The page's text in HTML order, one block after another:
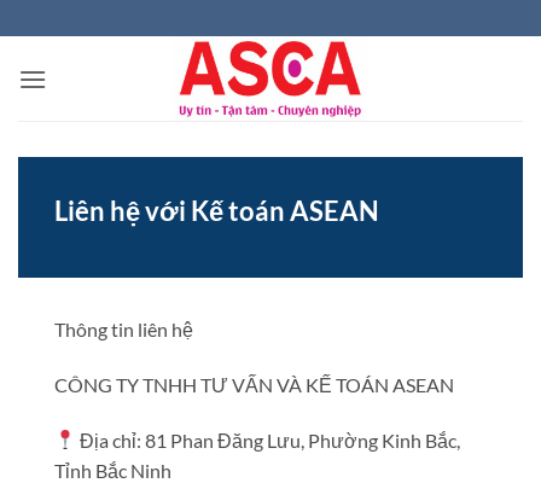
qua
nội
Liên hệ với Kế toán ASEAN
Thông tin liên hệ
CÔNG TY TNHH TƯ VẤN VÀ KẾ TOÁN ASEAN
Địa chỉ: 81 Phan Đăng Lưu, Phường Kinh Bắc,
Tỉnh Bắc Ninh